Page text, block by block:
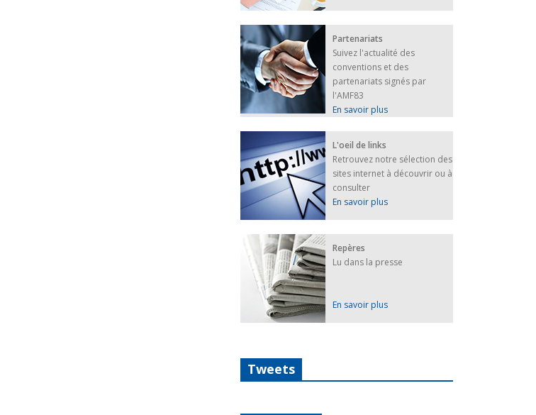
Partenariats
Suivez l'actualité des
conventions et des
partenariats signés par
l'AMF83
En savoir plus
L'oeil de links
Retrouvez notre sélection des
sites internet à découvrir ou à
consulter
En savoir plus
Repères
Lu dans la presse
En savoir plus
Tweets